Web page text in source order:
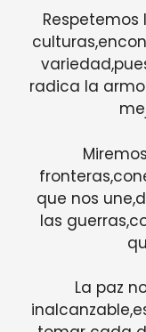
Respetemos
radica la
que nos
las
La paz